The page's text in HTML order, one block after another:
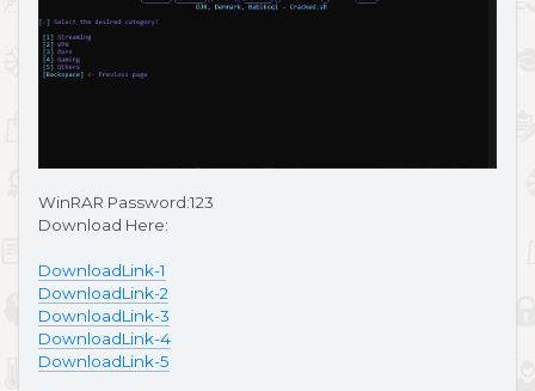
WinRAR Password:123
Download Here:
DownloadLink-1
DownloadLink-2
DownloadLink-3
DownloadLink-4
DownloadLink-5